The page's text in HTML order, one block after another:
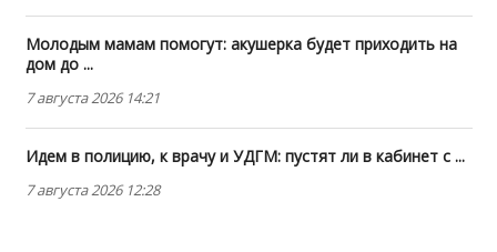
Молодым мамам помогут: акушерка будет приходить на
дом до ...
7 августа 2026 14:21
Идем в полицию, к врачу и УДГМ: пустят ли в кабинет с ...
7 августа 2026 12:28